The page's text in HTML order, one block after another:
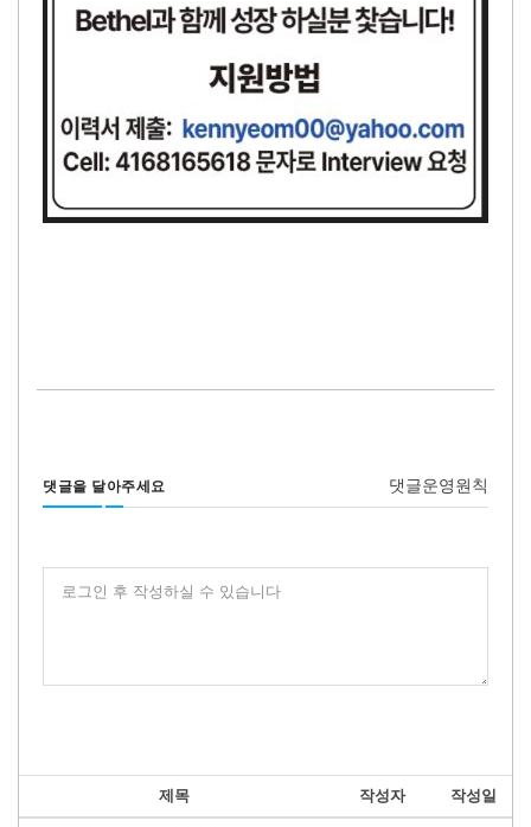
댓글을 달아주세요 댓글운영원칙
로그인 후 작성하실 수 있습니다
제목 작성자 작성일